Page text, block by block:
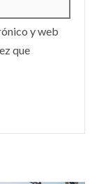
y web
que